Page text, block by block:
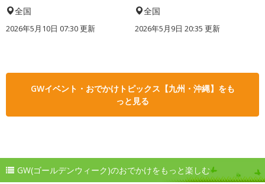
全国
2026年5月10日 07:30 更新
全国
2026年5月9日 20:35 更新
GWイベント・おでかけトピックス【九州・沖縄】をも
っと見る
GW(ゴールデンウィーク)のおでかけをもっと楽しむ